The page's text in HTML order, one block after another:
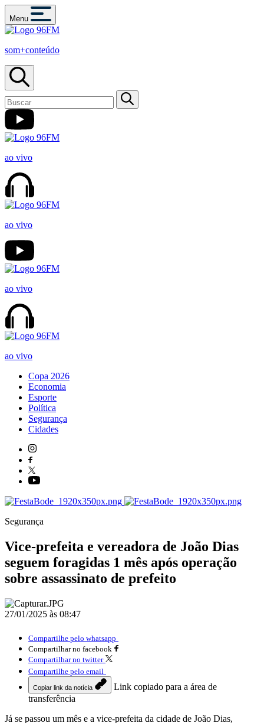
Menu
som+conteúdo
ao vivo
ao vivo
ao vivo
ao vivo
Copa 2026
Economia
Esporte
Política
Segurança
Cidades
Segurança
Vice-prefeita e vereadora de João Dias
seguem foragidas 1 mês após operação
sobre assassinato de prefeito
27/01/2025 às 08:47
Compartilhe pelo whatsapp
Compartilhar no facebook
Compartilhar no twitter
Compartilhe pelo email
Copiar link da notícia
Link copiado para a área de
transferência
Já se passou um mês e a vice-prefeita da cidade de João Dias,